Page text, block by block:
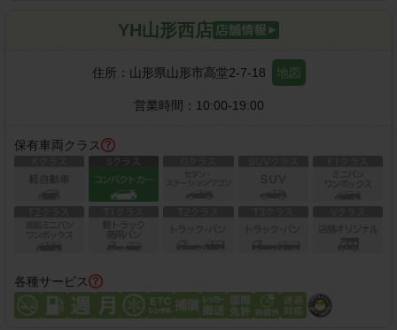
YH山形西店
住所： 山形県山形市高堂2-7-18 地図
営業時間： 10:00-19:00
保有車両クラス
各種サービス